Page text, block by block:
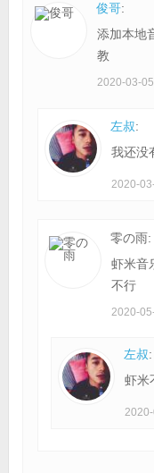
俊哥:
添加本地
教
2020-03-
左叔:
我还没
2020-
零の雨:
虾米音
不行
2020-
左叔:
虾米